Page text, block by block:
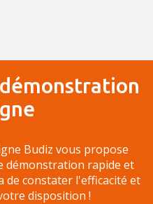
Budiz vous propose
démonstration rapide et
de constater l'efficacité et
disposition !